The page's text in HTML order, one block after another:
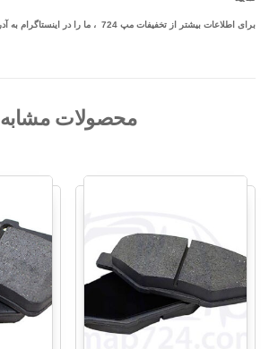
برای اطلاعات بیشتر از تخفیفات مپ 724 ، ما را در اینستاگرام به آدرس
محصولات مشابه